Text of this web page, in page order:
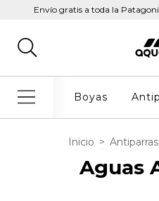
Envío gratis a toda la
Boyas
Inicio > Antiparras
Aguas